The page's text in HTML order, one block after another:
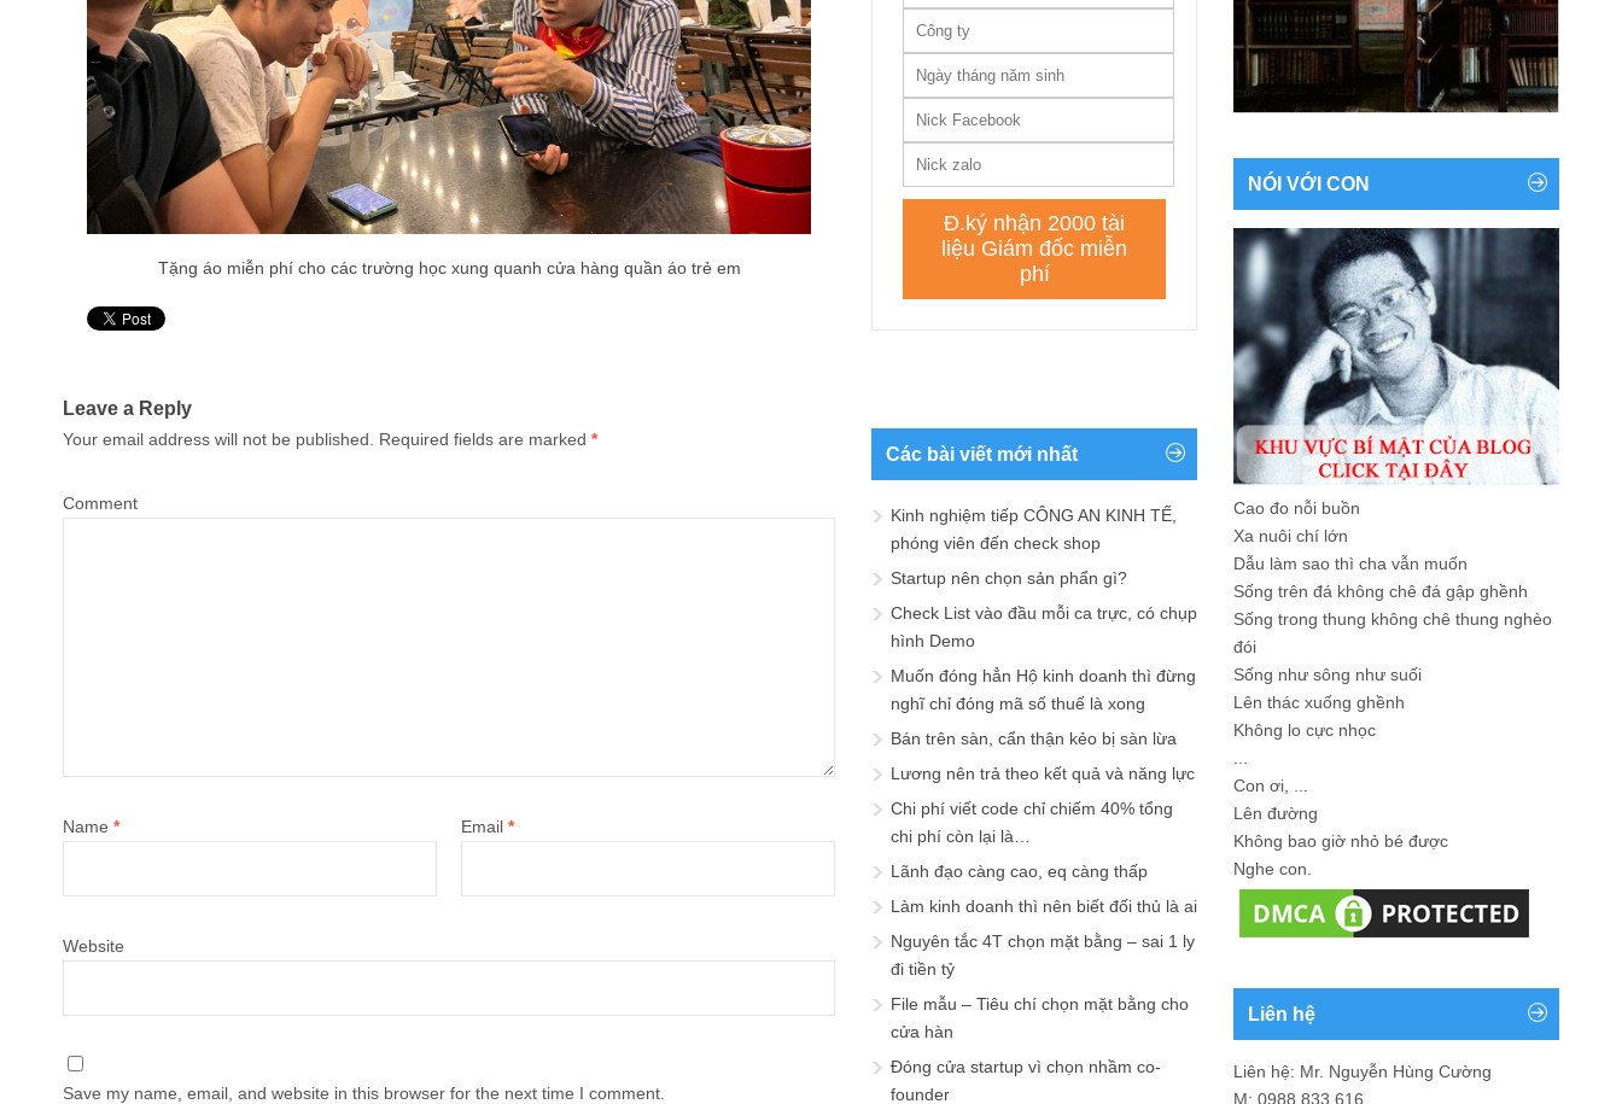
Tặng áo miễn phí cho các trường học xung quanh cửa hàng quần áo trẻ em
Leave a Reply
Your email address will not be published. Required fields are marked *
Comment
Name * Email *
Website
Save my name, email, and website in this browser for the next time I comment.
Các bài viết mới nhất
Kinh nghiệm tiếp CÔNG AN KINH TẾ,
phóng viên đến check shop
Startup nên chọn sản phẩn gì?
Check List vào đầu mỗi ca trực, có chụp
hình Demo
Muốn đóng hẳn Hộ kinh doanh thì đừng
nghĩ chỉ đóng mã số thuế là xong
Bán trên sàn, cẩn thận kẻo bị sàn lừa
Lương nên trả theo kết quả và năng lực
Chi phí viết code chỉ chiếm 40% tổng
chi phí còn lại là…
Lãnh đạo càng cao, eq càng thấp
Làm kinh doanh thì nên biết đối thủ là ai
Nguyên tắc 4T chọn mặt bằng – sai 1 ly
đi tiền tỷ
File mẫu – Tiêu chí chọn mặt bằng cho
cửa hàn
Đóng cửa startup vì chọn nhầm co-
founder
NÓI VỚI CON
Cao đo nỗi buồn
Xa nuôi chí lớn
Dẫu làm sao thì cha vẫn muốn
Sống trên đá không chê đá gập ghềnh
Sống trong thung không chê thung nghèo
đói
Sống như sông như suối
Lên thác xuống ghềnh
Không lo cực nhọc
Con ơi, ...
Lên đường
Không bao giờ nhỏ bé được
Nghe con.
Liên hệ
Liên hệ: Mr. Nguyễn Hùng Cường
M: 0988 833 616